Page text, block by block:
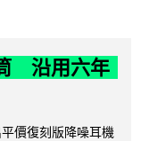
沿用六年
價復刻版降噪耳機